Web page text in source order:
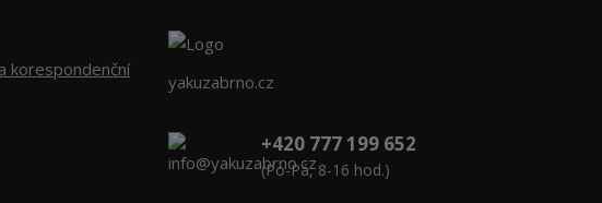
korespondenční
yakuzabrno.cz
+420 777 199 652
(Po-Pá, 8-16 hod.)